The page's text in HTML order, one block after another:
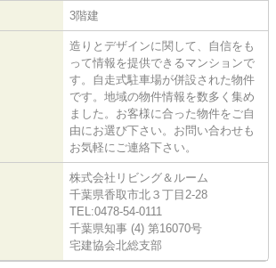
3階建
造りとデザインに関して、自信をも
って情報を提供できるマンションで
す。自走式駐車場が併設された物件
です。地域の物件情報を数多く集め
ました。お客様に合った物件をご自
由にお選び下さい。お問い合わせも
お気軽にご連絡下さい。
株式会社リビング＆ルーム
千葉県香取市北３丁目2-28
TEL:0478-54-0111
千葉県知事 (4) 第16070号
宅建協会北総支部